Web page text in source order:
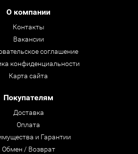
О компании
Контакты
Вакансии
соглашение
конфиденциальности
Карта сайта
Покупателям
Доставка
Оплата
и Гарантии
Обмен / Возврат